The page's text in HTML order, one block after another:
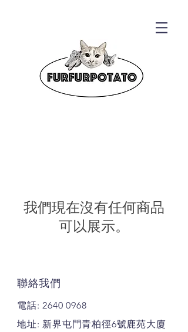
我們現在沒有任何商品
可以展示。
聯絡我們
電話:2640 0968
地址: 新界屯門青柏徑6號鹿苑大廈